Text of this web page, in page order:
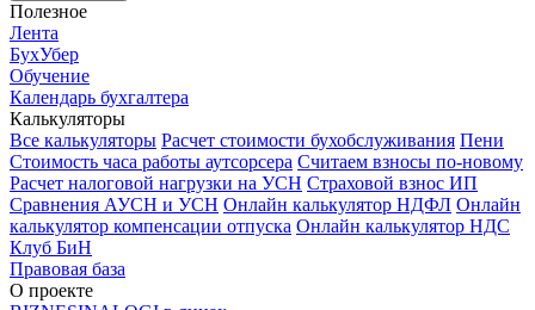
Полезное
Лента
БухУбер
Обучение
Календарь бухгалтера
Калькуляторы
Все калькуляторы Расчет стоимости бухобслуживания Пени
Стоимость часа работы аутсорсера Считаем взносы по-новому
Расчет налоговой нагрузки на УСН Страховой взнос ИП
Сравнения АУСН и УСН Онлайн калькулятор НДФЛ Онлайн
калькулятор компенсации отпуска Онлайн калькулятор НДС
Клуб БиН
Правовая база
О проекте